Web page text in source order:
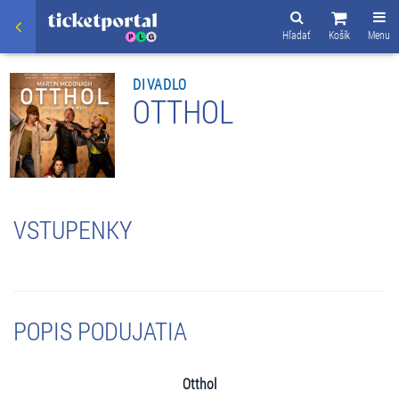
Menu
Košík
Hľadať
DIVADLO
OTTHOL
VSTUPENKY
POPIS PODUJATIA
Otthol